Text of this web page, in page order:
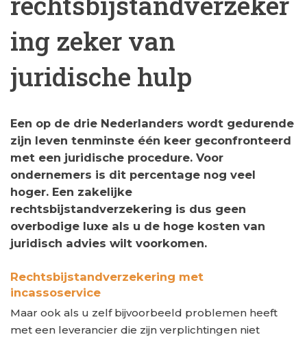
ing zeker van
juridische hulp
Een op de drie Nederlanders wordt gedurende
zijn leven tenminste één keer geconfronteerd
met een juridische procedure. Voor
ondernemers is dit percentage nog veel
hoger. Een zakelijke
rechtsbijstandverzekering is dus geen
overbodige luxe als u de hoge kosten van
juridisch advies wilt voorkomen.
Rechtsbijstandverzekering met
incassoservice
Maar ook als u zelf bijvoorbeeld problemen heeft
met een leverancier die zijn verplichtingen niet